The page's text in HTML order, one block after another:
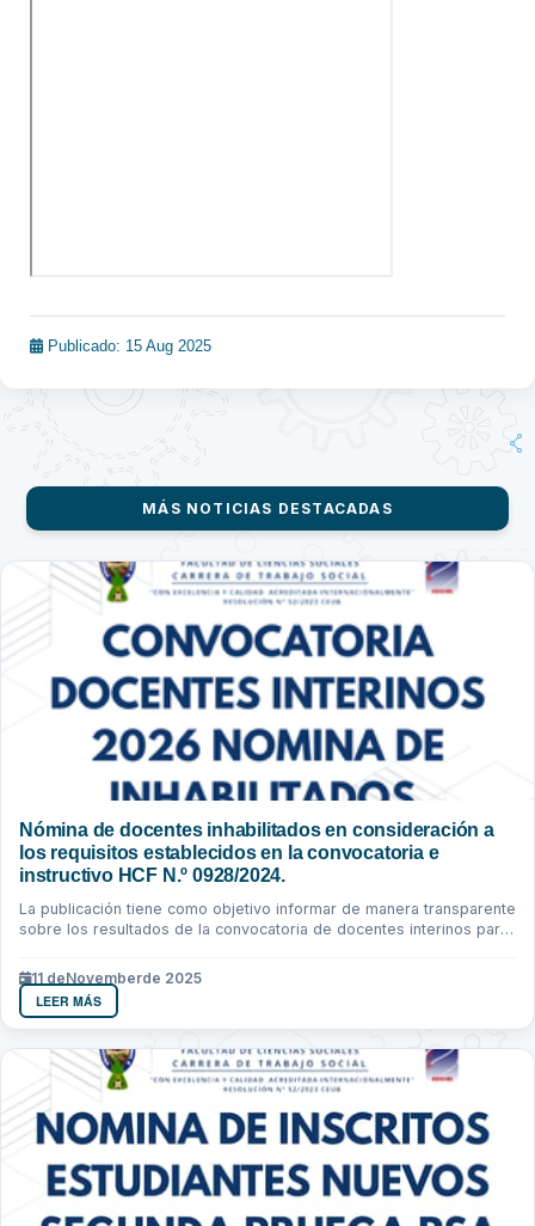
Publicado: 15 Aug 2025
MÁS NOTICIAS DESTACADAS
Nómina de docentes inhabilitados en consideración a
los requisitos establecidos en la convocatoria e
instructivo HCF N.º 0928/2024.
La publicación tiene como objetivo informar de manera transparente
sobre los resultados de la convocatoria de docentes interinos para
11 deNovemberde 2025
LEER MÁS